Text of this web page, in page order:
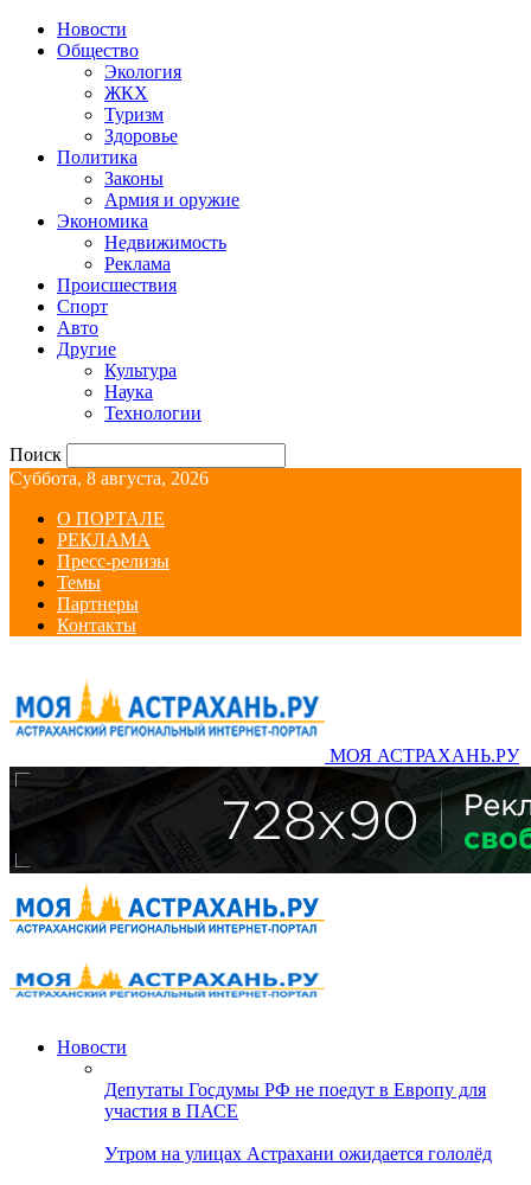
Новости
Общество
Экология
ЖКХ
Туризм
Здоровье
Политика
Законы
Армия и оружие
Экономика
Недвижимость
Реклама
Происшествия
Спорт
Авто
Другие
Культура
Наука
Технологии
Поиск
Суббота, 8 августа, 2026
О ПОРТАЛЕ
РЕКЛАМА
Пресс-релизы
Темы
Партнеры
Контакты
МОЯ АСТРАХАНЬ.РУ
Новости
Депутаты Госдумы РФ не поедут в Европу для
участия в ПАСЕ
Утром на улицах Астрахани ожидается гололёд